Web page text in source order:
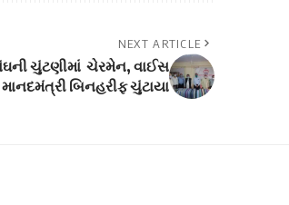
NEXT ARTICLE
ચુંટણીમાં ચેરમેન, વાઈસ
બિનહરીફ ચુંટાયા